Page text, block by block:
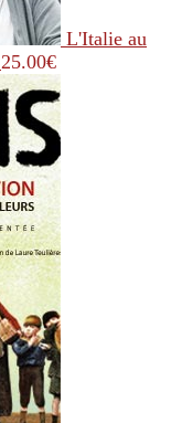
L'Italie au
25.00€